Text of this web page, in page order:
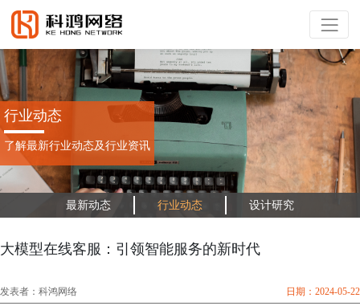
行业动态
了解最新行业动态及行业资讯
最新动态 行业动态 设计研究
大模型在线客服：引领智能服务的新时代
发表者：科鸿网络 日期：2024-05-22